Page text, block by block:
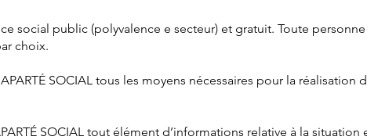
social public (polyvalence e secteur) et gratuit. Toute
choix.
SOCIAL tous les moyens nécessaires pour la réalisation
SOCIAL tout élément d’informations relative à la situation